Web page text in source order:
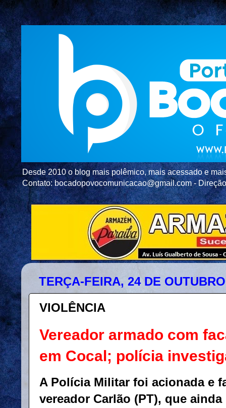
Desde 2010 o blog mais polêmico, mais acessado e
Contato: bocadopovocomunicacao@gmail.com -
TERÇA-FEIRA, 24 DE
VIOLÊNCIA
Vereador armado com
em Cocal; polícia
A Polícia Militar foi acionada e
vereador Carlão (PT), que